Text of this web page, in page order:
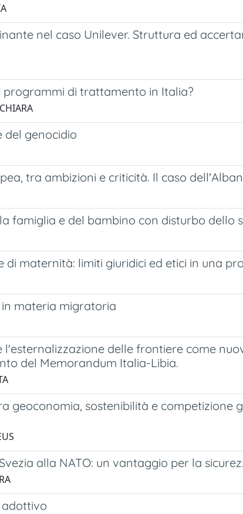
nel caso Unilever. Struttura ed
programmi di trattamento in Italia?
del genocidio
tra ambizioni e criticità. Il caso
famiglia e del bambino con disturbo dello
di maternità: limiti giuridici ed etici in una
materia migratoria
delle frontiere come
del Memorandum Italia-Libia.
geoconomia, sostenibilità e competizione
alla NATO: un vantaggio per la
adottivo